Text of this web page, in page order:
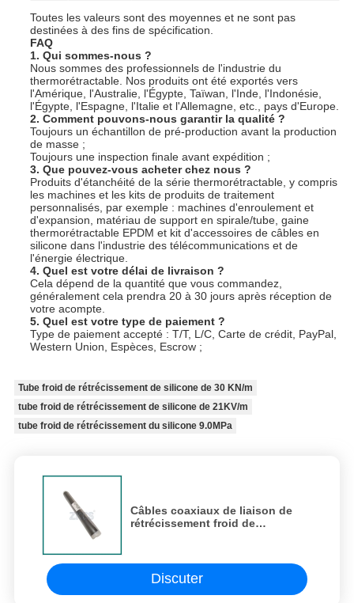
Toutes les valeurs sont des moyennes et ne sont pas
destinées à des fins de spécification.
FAQ
1. Qui sommes-nous ?
Nous sommes des professionnels de l'industrie du
thermorétractable. Nos produits ont été exportés vers
l'Amérique, l'Australie, l'Égypte, Taïwan, l'Inde, l'Indonésie,
l'Égypte, l'Espagne, l'Italie et l'Allemagne, etc., pays d'Europe.
2. Comment pouvons-nous garantir la qualité ?
Toujours un échantillon de pré-production avant la production
de masse ;
Toujours une inspection finale avant expédition ;
3. Que pouvez-vous acheter chez nous ?
Produits d'étanchéité de la série thermorétractable, y compris
les machines et les kits de produits de traitement
personnalisés, par exemple : machines d'enroulement et
d'expansion, matériau de support en spirale/tube, gaine
thermorétractable EPDM et kit d'accessoires de câbles en
silicone dans l'industrie des télécommunications et de
l'énergie électrique.
4. Quel est votre délai de livraison ?
Cela dépend de la quantité que vous commandez,
généralement cela prendra 20 à 30 jours après réception de
votre acompte.
5. Quel est votre type de paiement ?
Type de paiement accepté : T/T, L/C, Carte de crédit, PayPal,
Western Union, Espèces, Escrow ;
Tube froid de rétrécissement de silicone de 30 KN/m
tube froid de rétrécissement de silicone de 21KV/m
tube froid de rétrécissement du silicone 9.0MPa
Câbles coaxiaux de liaison de
rétrécissement froid de
énergétique 40*406mm
Discuter